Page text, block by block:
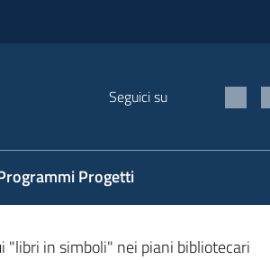
Seguici su
Progetti
"libri in simboli" nei piani bibliotecari